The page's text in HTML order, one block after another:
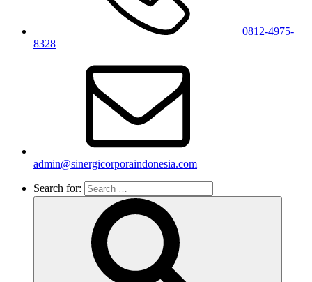
0812-4975-
8328
admin@sinergicorporaindonesia.com
Search for: